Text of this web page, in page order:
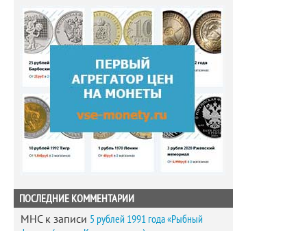
ПОСЛЕДНИЕ КОММЕНТАРИИ
MHCк записи 5 рублей 1991 года «Рыбный